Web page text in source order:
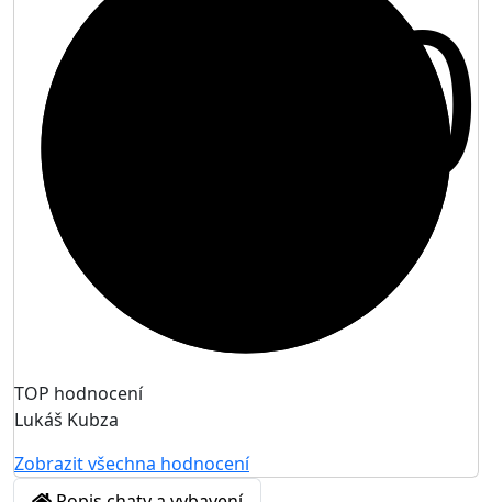
10
TOP hodnocení
Lukáš Kubza
Zobrazit všechna hodnocení